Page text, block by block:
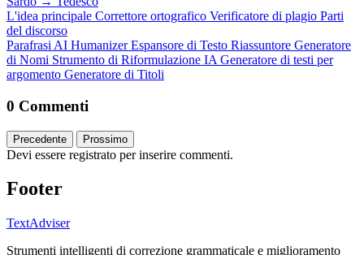
L'idea principale Correttore ortografico Verificatore di plagio Parti
del discorso
Parafrasi AI HumanizerEspansore di Testo Riassuntore Generatore
di Nomi Strumento di Riformulazione IA Generatore di testi per
argomento Generatore di Titoli
0 Commenti
Precedente Prossimo
Devi essere registrato per inserire commenti.
Footer
TextAdviser
Strumenti intelligenti di correzione grammaticale e miglioramento